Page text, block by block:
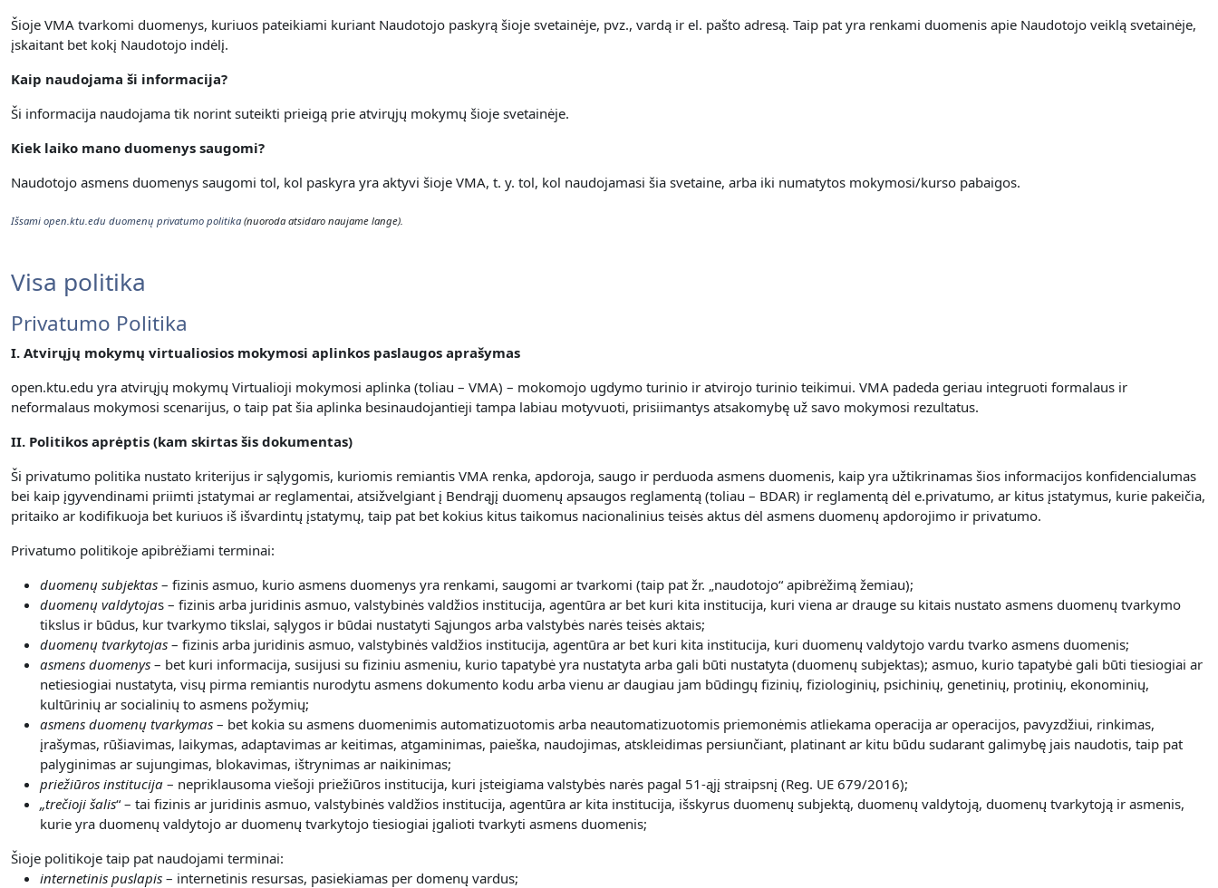
Šioje VMA tvarkomi duomenys, kuriuos pateikiami kuriant Naudotojo paskyrą šioje svetainėje, pvz., vardą ir el. pašto adresą. Taip pat yra renkami duomenis apie Naudotojo veiklą svetainėje,
įskaitant bet kokį Naudotojo indėlį.
Kaip naudojama ši informacija?
Ši informacija naudojama tik norint suteikti prieigą prie atvirųjų mokymų šioje svetainėje.
Kiek laiko mano duomenys saugomi?
Naudotojo asmens duomenys saugomi tol, kol paskyra yra aktyvi šioje VMA, t. y. tol, kol naudojamasi šia svetaine, arba iki numatytos mokymosi/kurso pabaigos.
Išsami open.ktu.edu duomenų privatumo politika (nuoroda atsidaro naujame lange).
Visa politika
Privatumo Politika
I. Atvirųjų mokymų virtualiosios mokymosi aplinkos paslaugos aprašymas
open.ktu.edu yra atvirųjų mokymų Virtualioji mokymosi aplinka (toliau – VMA) – mokomojo ugdymo turinio ir atvirojo turinio teikimui. VMA padeda geriau integruoti formalaus ir
neformalaus mokymosi scenarijus, o taip pat šia aplinka besinaudojantieji tampa labiau motyvuoti, prisiimantys atsakomybę už savo mokymosi rezultatus.
II. Politikos aprėptis (kam skirtas šis dokumentas)
Ši privatumo politika nustato kriterijus ir sąlygomis, kuriomis remiantis VMA renka, apdoroja, saugo ir perduoda asmens duomenis, kaip yra užtikrinamas šios informacijos konfidencialumas
bei kaip įgyvendinami priimti įstatymai ar reglamentai, atsižvelgiant į Bendrąjį duomenų apsaugos reglamentą (toliau – BDAR) ir reglamentą dėl e.privatumo, ar kitus įstatymus, kurie pakeičia,
pritaiko ar kodifikuoja bet kuriuos iš išvardintų įstatymų, taip pat bet kokius kitus taikomus nacionalinius teisės aktus dėl asmens duomenų apdorojimo ir privatumo.
Privatumo politikoje apibrėžiami terminai:
duomenų subjektas – fizinis asmuo, kurio asmens duomenys yra renkami, saugomi ar tvarkomi (taip pat žr. „naudotojo“ apibrėžimą žemiau);
duomenų valdytojas – fizinis arba juridinis asmuo, valstybinės valdžios institucija, agentūra ar bet kuri kita institucija, kuri viena ar drauge su kitais nustato asmens duomenų tvarkymo
tikslus ir būdus, kur tvarkymo tikslai, sąlygos ir būdai nustatyti Sąjungos arba valstybės narės teisės aktais;
duomenų tvarkytojas – fizinis arba juridinis asmuo, valstybinės valdžios institucija, agentūra ar bet kuri kita institucija, kuri duomenų valdytojo vardu tvarko asmens duomenis;
asmens duomenys – bet kuri informacija, susijusi su fiziniu asmeniu, kurio tapatybė yra nustatyta arba gali būti nustatyta (duomenų subjektas); asmuo, kurio tapatybė gali būti tiesiogiai ar
netiesiogiai nustatyta, visų pirma remiantis nurodytu asmens dokumento kodu arba vienu ar daugiau jam būdingų fizinių, fiziologinių, psichinių, genetinių, protinių, ekonominių,
kultūrinių ar socialinių to asmens požymių;
asmens duomenų tvarkymas – bet kokia su asmens duomenimis automatizuotomis arba neautomatizuotomis priemonėmis atliekama operacija ar operacijos, pavyzdžiui, rinkimas,
įrašymas, rūšiavimas, laikymas, adaptavimas ar keitimas, atgaminimas, paieška, naudojimas, atskleidimas persiunčiant, platinant ar kitu būdu sudarant galimybę jais naudotis, taip pat
palyginimas ar sujungimas, blokavimas, ištrynimas ar naikinimas;
priežiūros institucija – nepriklausoma viešoji priežiūros institucija, kuri įsteigiama valstybės narės pagal 51-ąjį straipsnį (Reg. UE 679/2016);
„trečioji šalis“ – tai fizinis ar juridinis asmuo, valstybinės valdžios institucija, agentūra ar kita institucija, išskyrus duomenų subjektą, duomenų valdytoją, duomenų tvarkytoją ir asmenis,
kurie yra duomenų valdytojo ar duomenų tvarkytojo tiesiogiai įgalioti tvarkyti asmens duomenis;
Šioje politikoje taip pat naudojami terminai:
internetinis puslapis – internetinis resursas, pasiekiamas per domenų vardus;